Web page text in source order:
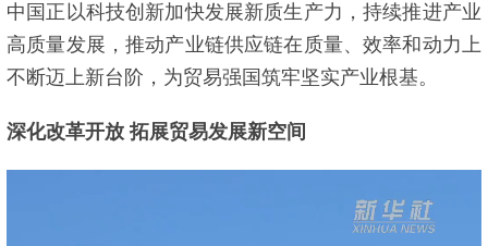
中国正以科技创新加快发展新质生产力，持续推进产业
高质量发展，推动产业链供应链在质量、效率和动力上
不断迈上新台阶，为贸易强国筑牢坚实产业根基。
深化改革开放 拓展贸易发展新空间